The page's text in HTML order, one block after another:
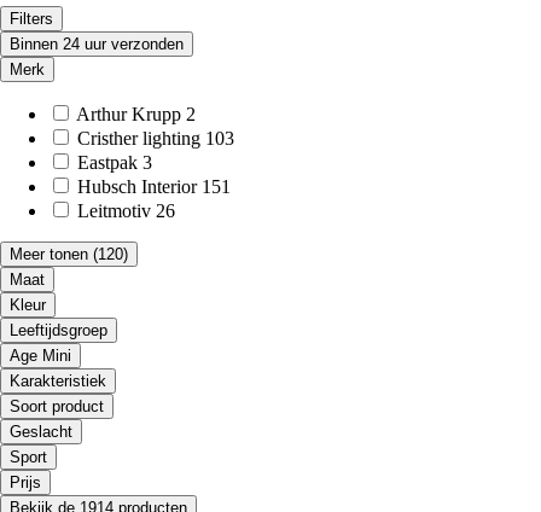
Filters
Binnen 24 uur verzonden
Merk
Arthur Krupp 2
Cristher lighting 103
Eastpak 3
Hubsch Interior 151
Leitmotiv 26
Meer tonen (120)
Maat
Kleur
Leeftijdsgroep
Age Mini
Karakteristiek
Soort product
Geslacht
Sport
Prijs
Bekijk de 1914 producten